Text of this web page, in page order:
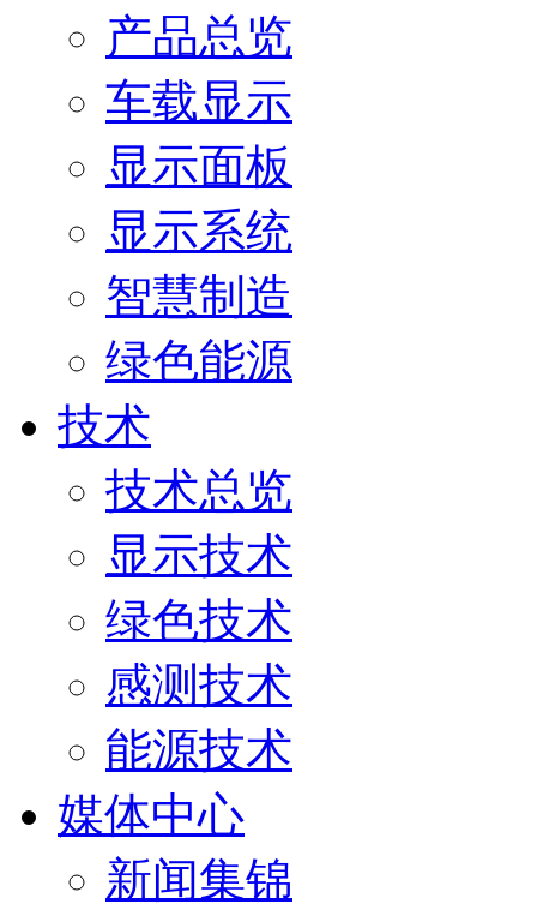
产品总览
车载显示
显示面板
显示系统
智慧制造
绿色能源
技术
技术总览
显示技术
绿色技术
感测技术
能源技术
媒体中心
新闻集锦